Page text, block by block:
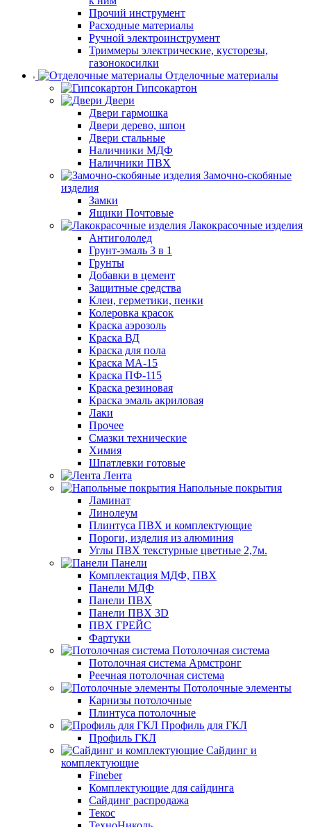
Прочий инструмент
Расходные материалы
Ручной электроинструмент
Триммеры электрические, кусторезы,
газонокосилки
Отделочные материалы
Гипсокартон
Двери
Двери гармошка
Двери дерево, шпон
Двери стальные
Наличники МДФ
Наличники ПВХ
Замочно-скобяные
изделия
Замки
Ящики Почтовые
Лакокрасочные изделия
Антигололед
Грунт-эмаль 3 в 1
Грунты
Добавки в цемент
Защитные средства
Клеи, герметики, пенки
Колеровка красок
Краска аэрозоль
Краска ВД
Краска для пола
Краска МА-15
Краска ПФ-115
Краска резиновая
Краска эмаль акриловая
Лаки
Прочее
Смазки технические
Химия
Шпатлевки готовые
Лента
Напольные покрытия
Ламинат
Линолеум
Плинтуса ПВХ и комплектующие
Пороги, изделия из алюминия
Углы ПВХ текстурные цветные 2,7м.
Панели
Комплектация МДФ, ПВХ
Панели МДФ
Панели ПВХ
Панели ПВХ 3D
ПВХ ГРЕЙС
Фартуки
Потолочная система
Потолочная система Армстронг
Реечная потолочная система
Потолочные элементы
Карнизы потолочные
Плинтуса потолочные
Профиль для ГКЛ
Профиль ГКЛ
Сайдинг и
комплектующие
Fineber
Комплектующие для сайдинга
Сайдинг распродажа
Текос